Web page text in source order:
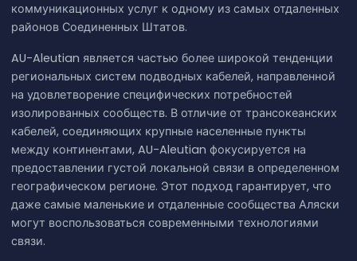
коммуникационных услуг к одному из самых отдаленных
районов Соединенных Штатов.
AU-Aleutian является частью более широкой тенденции
региональных систем подводных кабелей, направленной
на удовлетворение специфических потребностей
изолированных сообществ. В отличие от трансокеанских
кабелей, соединяющих крупные населенные пункты
между континентами, AU-Aleutian фокусируется на
предоставлении густой локальной связи в определенном
географическом регионе. Этот подход гарантирует, что
даже самые маленькие и отдаленные сообщества Аляски
могут воспользоваться современными технологиями
связи.